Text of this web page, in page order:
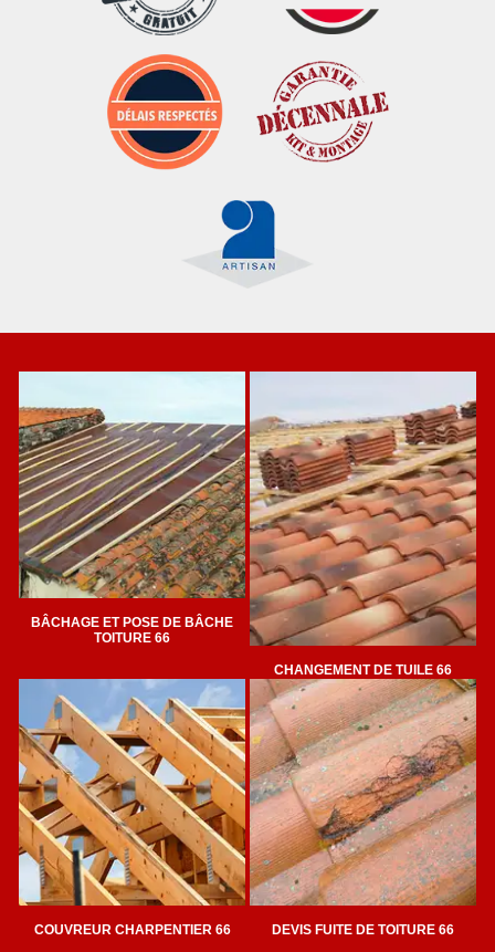
BÂCHAGE ET POSE DE BÂCHE
TOITURE 66
CHANGEMENT DE TUILE 66
COUVREUR CHARPENTIER 66 DEVIS FUITE DE TOITURE 66